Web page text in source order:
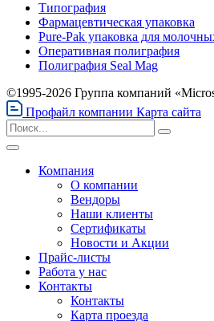
Типография
Фармацевтическая упаковка
Pure-Pak упаковка для
Оперативная полиграфия
Полиграфия Seal Mag
©1995-2026 Группа компаний
Профайл компании Карта сайта
Компания
О компании
Вендоры
Наши клиенты
Сертификаты
Новости и Акции
Прайс-листы
Работа у нас
Контакты
Контакты
Карта проезда